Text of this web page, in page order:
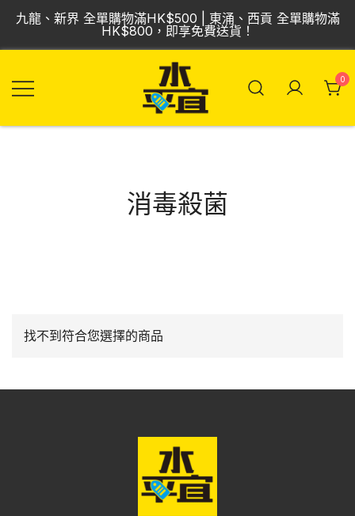
Skip
content
九龍、新界 全單購物滿HK$500 | 東涌、西貢 全單購物滿
HK$800，即享免費送貨！
0
消毒殺菌
找不到符合您選擇的商品